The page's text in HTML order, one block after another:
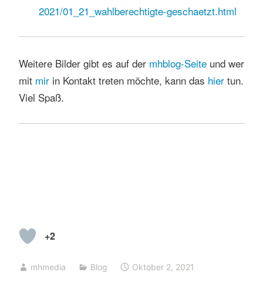
2021/01_21_wahlberechtigte-geschaetzt.html
Weitere Bilder gibt es auf der mhblog-Seite und wer
mit mirin Kontakt treten möchte, kann das hiertun.
Viel Spaß.
+2
mhmedia Blog Oktober 2, 2021